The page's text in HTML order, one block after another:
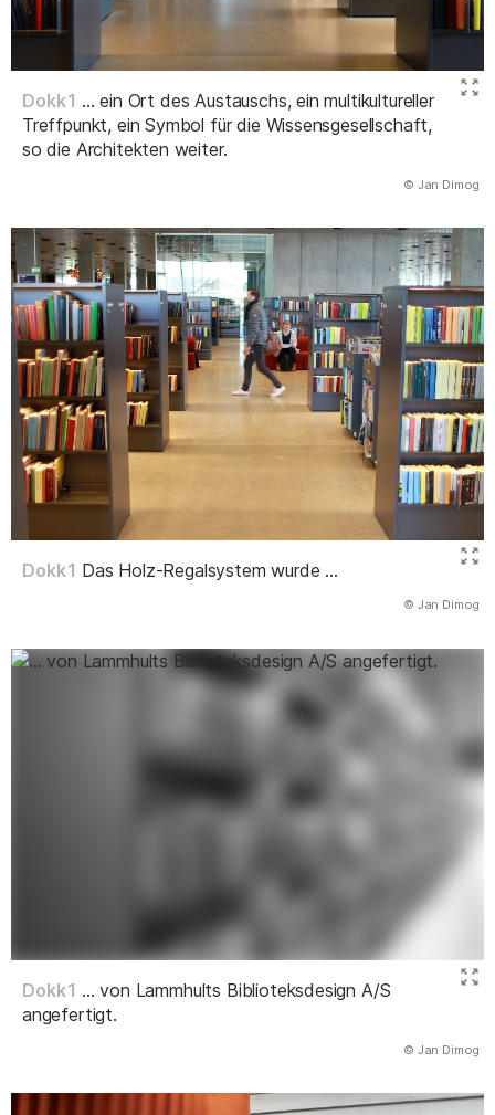
Dokk1 ... ein Ort des Austauschs, ein multikultureller
Treffpunkt, ein Symbol für die Wissensgesellschaft,
so die Architekten weiter.
© Jan Dimog
Dokk1 Das Holz-Regalsystem wurde ...
© Jan Dimog
Dokk1 ... von Lammhults Biblioteksdesign A/S
angefertigt.
© Jan Dimog